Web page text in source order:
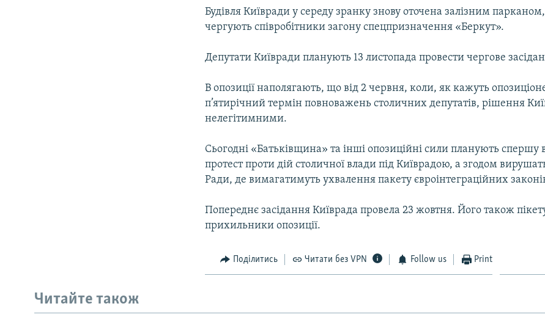
Будівля Київради у середу зранку знову оточена залізним
чергують співробітники загону спецпризначення «Беркут».
Депутати Київради планують 13 листопада провести чергове
В опозиції наполягають, що від 2 червня, коли, як кажуть
п’ятирічний термін повноважень столичних депутатів, рішення
нелегітимними.
Сьогодні «Батьківщина» та інші опозиційні сили планують спершу
протест проти дій столичної влади під Київрадою, а згодом
Ради, де вимагатимуть ухвалення пакету євроінтеграційних
Попереднє засідання Київрада провела 23 жовтня. Його також
прихильники опозиції.
Поділитись Читати без VPN Follow us Print
Читайте також